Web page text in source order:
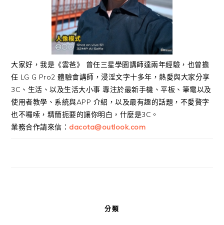
大家好，我是《雲爸》 曾任三星學園講師達兩年經驗，也曾擔
任 LG G Pro2 體驗會講師，浸淫文字十多年，熱愛與大家分享
3C、生活、以及生活大小事 專注於最新手機、平板、筆電以及
使用者教學、系統與APP 介紹，以及最有趣的話題，不愛贅字
也不囉嗦，精簡扼要的讓你明白，什麼是3C。
業務合作請來信： dacota@outlook.com
分類